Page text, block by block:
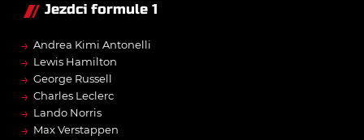
Jezdci formule 1
→ Andrea Kimi Antonelli
→ Lewis Hamilton
→ George Russell
→ Charles Leclerc
→ Lando Norris
→ Max Verstappen